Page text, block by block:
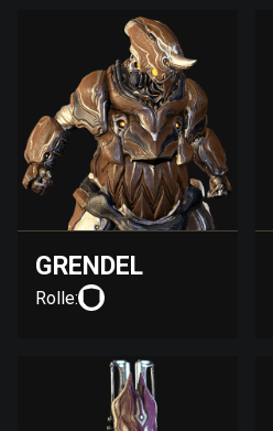
GRENDEL
Rolle: